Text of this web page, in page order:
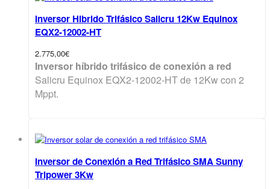
Inversor Hibrido Trifásico Salicru 12Kw Equinox
EQX2-12002-HT
2.775,00€
Inversor híbrido trifásico de conexión a red
Salicru Equinox EQX2-12002-HT de 12Kw con 2
Mppt.
Inversor de Conexión a Red Trifásico SMA Sunny
Tripower 3Kw